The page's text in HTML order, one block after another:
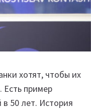
хотят, чтобы их
Есть пример
50 лет. История